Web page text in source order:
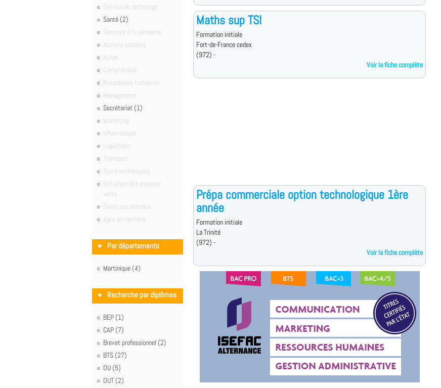
Service de nettoyage
Santé (2)
Services à la personne
Actions sociales
Achat
Comptabilité
Ressources humaines
Management
Secrétariat (1)
Marketing
Informatique
Logistique
Transport
Soins esthétiques
Entretien des espaces
verts
Soins aux animaux
Agro alimentaire
Par départements
Martinique (4)
Recherche par diplômes
BEP (1)
CAP (7)
Brevet professionnel (2)
BTS (27)
DU (5)
DUT (2)
Maths sup TSI
Formation initiale
Fort-de-France cedex
(972) -
Voir la fiche complète
Prépa commerciale option technologique 1ère
année
Formation initiale
La Trinité
(972) -
Voir la fiche complète